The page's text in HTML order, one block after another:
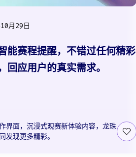
月29日
能赛程提醒，不错过任何精彩
回应用户的真实需求。
界面，沉浸式观赛新体验内容，龙珠
发现更多精彩。